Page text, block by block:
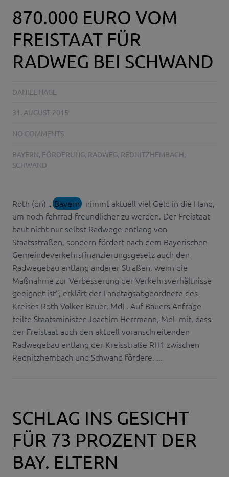
870.000 EURO VOM
FREISTAAT FÜR
RADWEG BEI SCHWAND
DANIEL NAGL
31. AUGUST 2015
NO COMMENTS
BAYERN, FÖRDERUNG, RADWEG, REDNITZHEMBACH,
SCHWAND
Roth (dn) „ Bayern nimmt aktuell viel Geld in die Hand,
um noch fahrrad-freundlicher zu werden. Der Freistaat
baut nicht nur selbst Radwege entlang von
Staatsstraßen, sondern fördert nach dem Bayerischen
Gemeindeverkehrsfinanzierungsgesetz auch den
Radwegebau entlang anderer Straßen, wenn die
Maßnahme zur Verbesserung der Verkehrsverhältnisse
geeignet ist“, erklärt der Landtagsabgeordnete des
Kreises Roth Volker Bauer, MdL. Auf Bauers Anfrage
teilte Staatsminister Joachim Herrmann, MdL mit, dass
der Freistaat auch den aktuell voranschreitenden
Radwegebau entlang der Kreisstraße RH1 zwischen
Rednitzhembach und Schwand fördere. ...
SCHLAG INS GESICHT
FÜR 73 PROZENT DER
BAY. ELTERN